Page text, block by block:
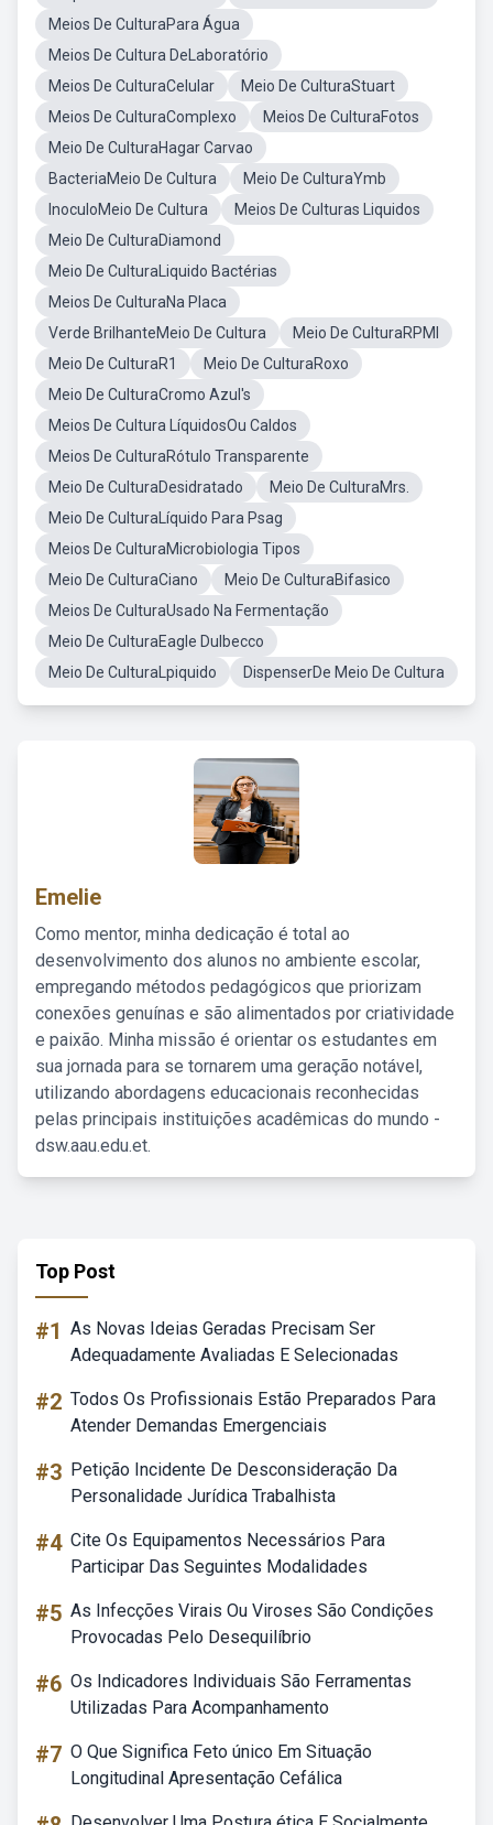
Meios De CulturaPara Água
Meios De Cultura DeLaboratório
Meios De CulturaCelular
Meio De CulturaStuart
Meios De CulturaComplexo
Meios De CulturaFotos
Meio De CulturaHagar Carvao
BacteriaMeio De Cultura
Meio De CulturaYmb
InoculoMeio De Cultura
Meios De Culturas Liquidos
Meio De CulturaDiamond
Meio De CulturaLiquido Bactérias
Meios De CulturaNa Placa
Verde BrilhanteMeio De Cultura
Meio De CulturaRPMI
Meio De CulturaR1
Meio De CulturaRoxo
Meio De CulturaCromo Azul's
Meios De Cultura LíquidosOu Caldos
Meios De CulturaRótulo Transparente
Meio De CulturaDesidratado
Meio De CulturaMrs.
Meio De CulturaLíquido Para Psag
Meios De CulturaMicrobiologia Tipos
Meio De CulturaCiano
Meio De CulturaBifasico
Meios De CulturaUsado Na Fermentação
Meio De CulturaEagle Dulbecco
Meio De CulturaLpiquido
DispenserDe Meio De Cultura
Emelie
Como mentor, minha dedicação é total ao
desenvolvimento dos alunos no ambiente escolar,
empregando métodos pedagógicos que priorizam
conexões genuínas e são alimentados por criatividade
e paixão. Minha missão é orientar os estudantes em
sua jornada para se tornarem uma geração notável,
utilizando abordagens educacionais reconhecidas
pelas principais instituições acadêmicas do mundo -
dsw.aau.edu.et.
Top Post
#1 As Novas Ideias Geradas Precisam Ser
Adequadamente Avaliadas E Selecionadas
#2 Todos Os Profissionais Estão Preparados Para
Atender Demandas Emergenciais
#3 Petição Incidente De Desconsideração Da
Personalidade Jurídica Trabalhista
#4 Cite Os Equipamentos Necessários Para
Participar Das Seguintes Modalidades
#5 As Infecções Virais Ou Viroses São Condições
Provocadas Pelo Desequilíbrio
#6 Os Indicadores Individuais São Ferramentas
Utilizadas Para Acompanhamento
#7 O Que Significa Feto único Em Situação
Longitudinal Apresentação Cefálica